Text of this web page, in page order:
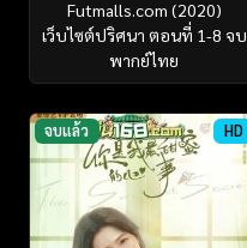
Futmalls.com (2020)
เว็บไซต์ปริศนา ตอนที่ 1-8 จบ
พากย์ไทย
จบแล้ว HD